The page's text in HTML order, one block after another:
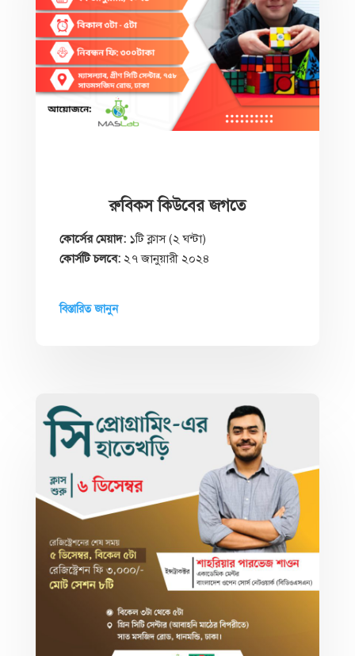
রুবিকস কিউবের জগতে
কোর্সের মেয়াদ:১টি ক্লাস (২ ঘন্টা)
কোর্সটি চলবে:২৭ জানুয়ারী ২০২৪
বিস্তারিত জানুন